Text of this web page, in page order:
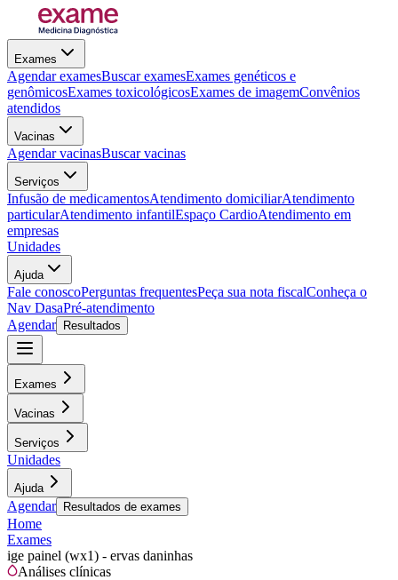
Exames
Agendar examesBuscar examesExames genéticos e
genômicosExames toxicológicosExames de imagemConvênios
atendidos
Vacinas
Agendar vacinasBuscar vacinas
Serviços
Infusão de medicamentosAtendimento domiciliarAtendimento
particularAtendimento infantilEspaço CardioAtendimento em
empresas
Unidades
Ajuda
Fale conoscoPerguntas frequentesPeça sua nota fiscalConheça o
Nav DasaPré-atendimento
Agendar
Resultados
Exames
Vacinas
Serviços
Unidades
Ajuda
Agendar Resultados de exames
Home
Exames
ige painel (wx1) - ervas daninhas
Análises clínicas